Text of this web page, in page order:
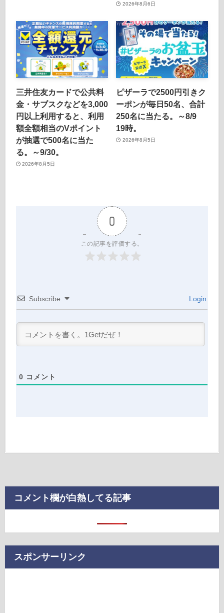
2026年8月6日
三井住友カードで公共料
金・サブスクなどを3,000
円以上利用すると、利用
額全額相当のVポイント
が抽選で500名に当た
る。～9/30。
2026年8月5日
ピザーラで2500円引きク
ーポンが毎日50名、合計
250名に当たる。～8/9
19時。
2026年8月5日
0
この記事を評価する。
Subscribe Login
0 コメント
コメント欄が白熱してる記事
スポンサーリンク